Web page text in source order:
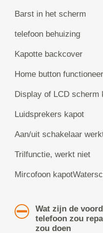
Barst in het scherm
telefoon behuizing
Kapotte backcover
Home button
Display of LCD scherm
Luidsprekers kapot
Aan/uit schakelaar
Trilfunctie, werkt niet
Mircofoon
Wat zijn de
telefoon zou
zou doen